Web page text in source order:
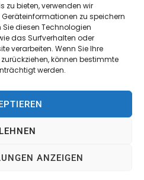
zu bieten, verwenden wir
zu speichern
diesen Technologien
das Surfverhalten oder
verarbeiten. Wenn Sie Ihre
können bestimmte
werden.
ANZEIGEN